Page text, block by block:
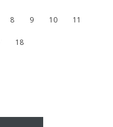
8 9 10 11
18